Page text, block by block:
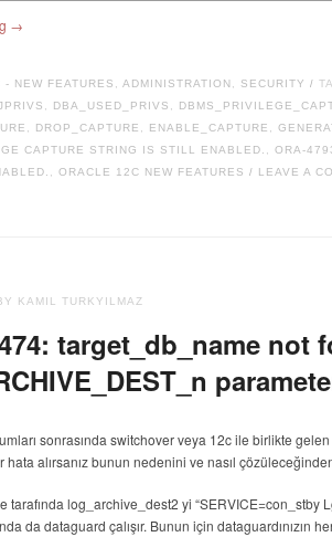
→
- NEW FEATURES ADMINISTRATION SECURITY /
DBA_USED_PRIVS
DROP_CAPTURE ENABLE_CAPTURE
CAPTURE STRING IS STILL ENABLED.
ORA-
ORACLE 12C NEW FEATURES / LEAVE A
KAMIL TURKYILMAZ
target_db_name not
sonrasında switchover veya 12c ile birlikte gelen
hata alırsanız bunun nedenini ve nasıl
tarafında log_archive_dest2 yi “SERVICE=con_stby
da dataguard çalışır. Bunun için dataguardınızın